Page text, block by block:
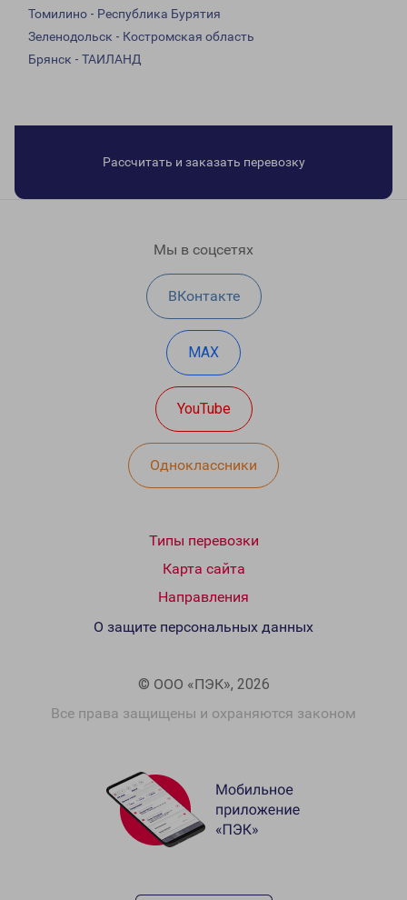
Томилино - Республика Бурятия
Зеленодольск - Костромская область
Брянск - ТАИЛАНД
Рассчитать и заказать перевозку
Мы в соцсетях
ВКонтакте
MAX
YouTube
Одноклассники
Типы перевозки
Карта сайта
Направления
© ООО «ПЭК», 2026
Все права защищены и охраняются законом
О защите персональных данных